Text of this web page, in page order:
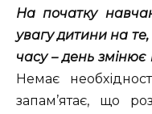
На початку
увагу дитини на те,
часу – день змінює
Немає
запам’ятає, що